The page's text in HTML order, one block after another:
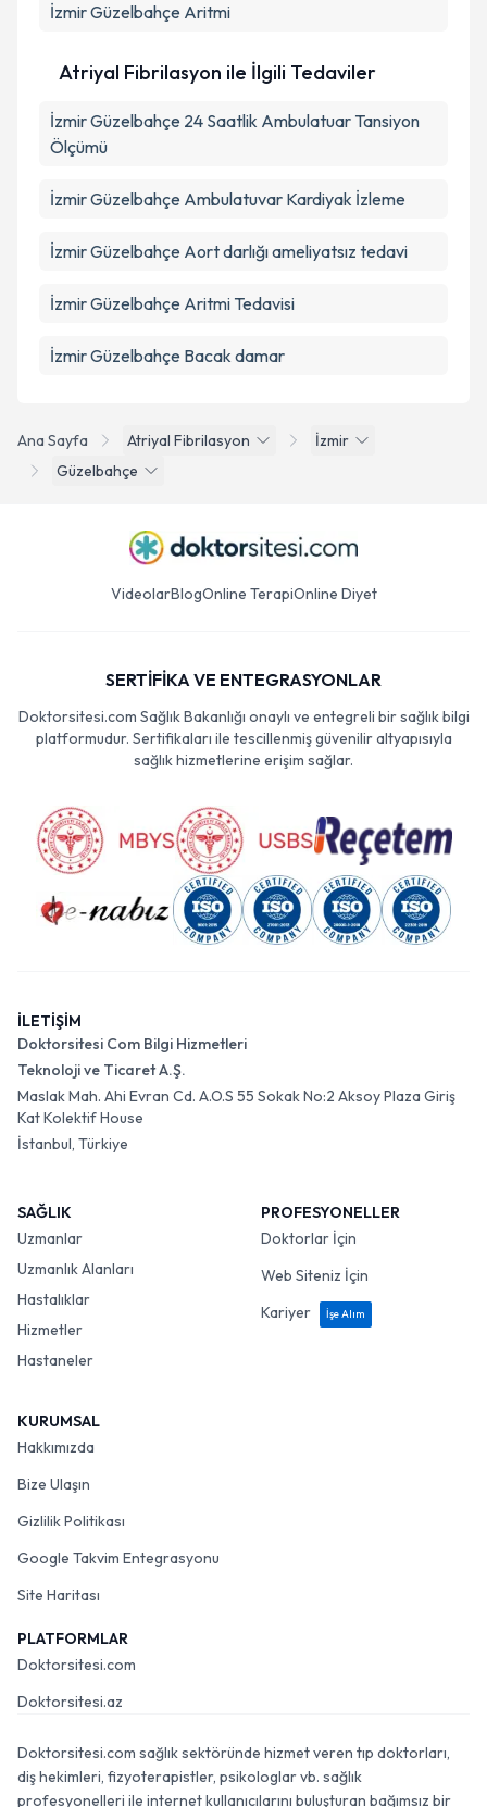
Ana Sayfa Atriyal Fibrilasyon
İzmir
Güzelbahçe
İzmir Güzelbahçe Aritmi
Atriyal Fibrilasyon ile İlgili Tedaviler
İzmir Güzelbahçe 24 Saatlik Ambulatuar Tansiyon
Ölçümü
İzmir Güzelbahçe Ambulatuvar Kardiyak İzleme
İzmir Güzelbahçe Aort darlığı ameliyatsız tedavi
İzmir Güzelbahçe Aritmi Tedavisi
İzmir Güzelbahçe Bacak damar
VideolarBlogOnline TerapiOnline Diyet
SERTİFİKA VE ENTEGRASYONLAR
Doktorsitesi.com Sağlık Bakanlığı onaylı ve entegreli bir sağlık bilgi
platformudur. Sertifikaları ile tescillenmiş güvenilir altyapısıyla
sağlık hizmetlerine erişim sağlar.
İLETİŞİM
Doktorsitesi Com Bilgi Hizmetleri
Teknoloji ve Ticaret A.Ş.
Maslak Mah. Ahi Evran Cd. A.O.S 55 Sokak No:2 Aksoy Plaza Giriş
Kat Kolektif House
İstanbul, Türkiye
SAĞLIK
Uzmanlar
Uzmanlık Alanları
Hastalıklar
Hizmetler
Hastaneler
PROFESYONELLER
Doktorlar İçin
Web Siteniz İçin
Kariyer
İşe Alım
KURUMSAL
Hakkımızda
Bize Ulaşın
Gizlilik Politikası
Google Takvim Entegrasyonu
Site Haritası
PLATFORMLAR
Doktorsitesi.com
Doktorsitesi.az
Doktorsitesi.com sağlık sektöründe hizmet veren tıp doktorları,
diş hekimleri, fizyoterapistler, psikologlar vb. sağlık
profesyonelleri ile internet kullanıcılarını buluşturan bağımsız bir